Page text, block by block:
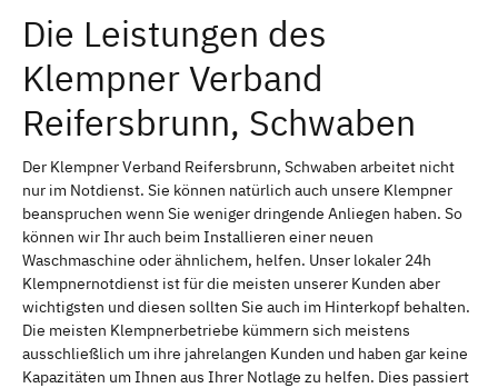
Die Leistungen des
Klempner Verband
Reifersbrunn, Schwaben
Der Klempner Verband Reifersbrunn, Schwaben arbeitet nicht
nur im Notdienst. Sie können natürlich auch unsere Klempner
beanspruchen wenn Sie weniger dringende Anliegen haben. So
können wir Ihr auch beim Installieren einer neuen
Waschmaschine oder ähnlichem, helfen. Unser lokaler 24h
Klempnernotdienst ist für die meisten unserer Kunden aber
wichtigsten und diesen sollten Sie auch im Hinterkopf behalten.
Die meisten Klempnerbetriebe kümmern sich meistens
ausschließlich um ihre jahrelangen Kunden und haben gar keine
Kapazitäten um Ihnen aus Ihrer Notlage zu helfen. Dies passiert